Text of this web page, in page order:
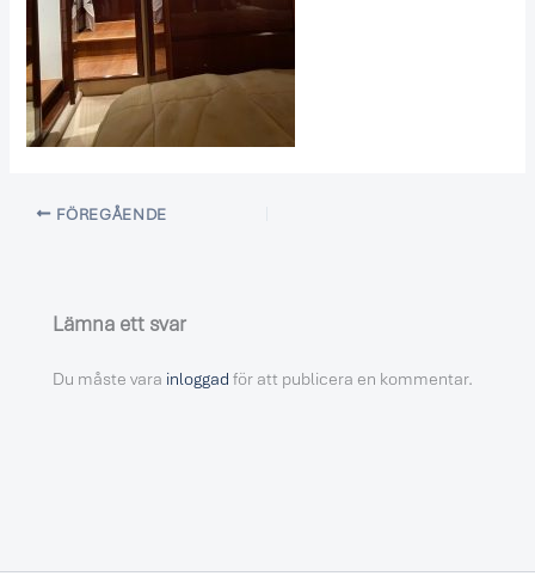
FÖREGÅENDE
Lämna ett svar
Du måste vara inloggad för att publicera en kommentar.